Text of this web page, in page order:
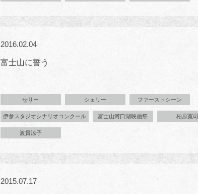
2016.02.04
富士山に誓う
せりー シェリー ファーストシーン
伊参スタジオシナリオコンクール 富士山河口湖映画祭 柏原寛司
渡貫涼子
2015.07.17